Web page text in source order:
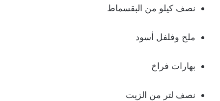
نصف كیلو من البقسماط
ملح وفلفل أسود
بهارات فراخ
نصف لتر من الزیت